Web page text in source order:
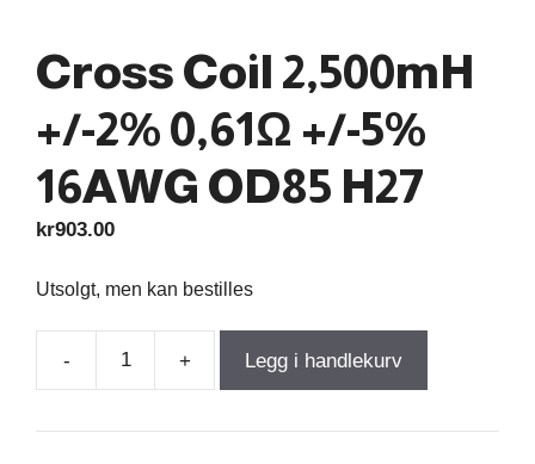
Cross Coil 2,500mH
+/-2% 0,61Ω +/-5%
16AWG OD85 H27
kr903.00
Utsolgt, men kan bestilles
-
Cross
2,500mH
+ Legg i handlekurv